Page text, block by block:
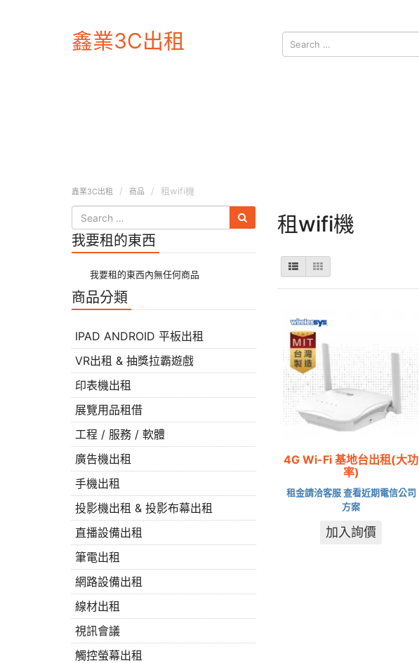
鑫業3C出租
鑫業3C出租 商品 租wifi機
我要租的東西
我要租的東西內無任何商品
商品分類
IPAD ANDROID 平板出租
VR出租 & 抽獎拉霸遊戲
印表機出租
展覽用品租借
工程 / 服務 / 軟體
廣告機出租
手機出租
投影機出租 & 投影布幕出租
直播設備出租
筆電出租
網路設備出租
線材出租
視訊會議
觸控螢幕出租
租wifi機
4G Wi-Fi 基地台出租(大功
率)
租金請洽客服 查看近期電信公司
方案
加入詢價